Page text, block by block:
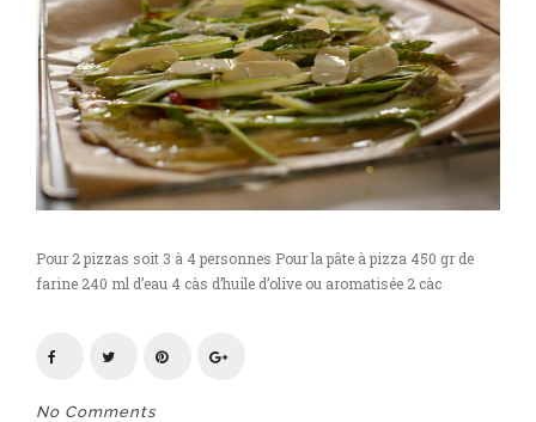
Pour 2 pizzas soit 3 à 4 personnes Pour la pâte à pizza 450 gr de
farine 240 ml d’eau 4 càs d’huile d’olive ou aromatisée 2 càc
No Comments